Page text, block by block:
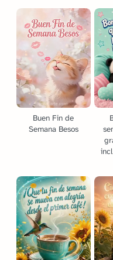
Buen Fin de
Semana Besos